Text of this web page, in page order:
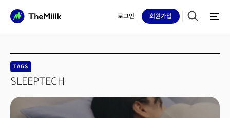
로그인 회원가입
TAGS
SLEEPTECH